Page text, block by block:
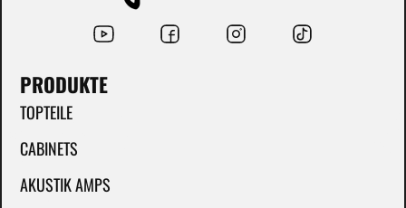
PRODUKTE
TOPTEILE
CABINETS
AKUSTIK AMPS